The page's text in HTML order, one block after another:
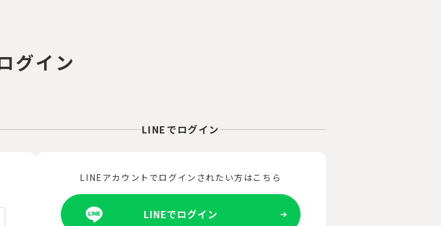
グイン
LINEでログイン
LINEアカウントでログインされたい方はこちら
LINEでログイン